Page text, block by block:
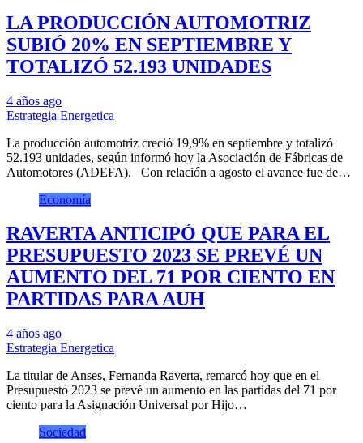
LA PRODUCCIÓN AUTOMOTRIZ
SUBIÓ 20% EN SEPTIEMBRE Y
TOTALIZÓ 52.193 UNIDADES
4 años ago
Estrategia Energetica
La producción automotriz creció 19,9% en septiembre y totalizó
52.193 unidades, según informó hoy la Asociación de Fábricas de
Automotores (ADEFA). Con relación a agosto el avance fue de…
Economía
RAVERTA ANTICIPÓ QUE PARA EL
PRESUPUESTO 2023 SE PREVÉ UN
AUMENTO DEL 71 POR CIENTO EN
PARTIDAS PARA AUH
4 años ago
Estrategia Energetica
La titular de Anses, Fernanda Raverta, remarcó hoy que en el
Presupuesto 2023 se prevé un aumento en las partidas del 71 por
ciento para la Asignación Universal por Hijo…
Sociedad